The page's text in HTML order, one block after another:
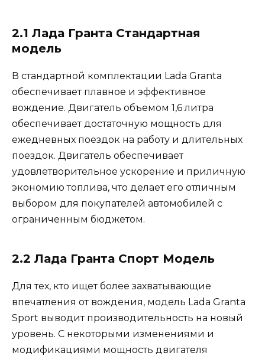
2.1 Лада Гранта Стандартная
модель
В стандартной комплектации Lada Granta
обеспечивает плавное и эффективное
вождение. Двигатель объемом 1,6 литра
обеспечивает достаточную мощность для
ежедневных поездок на работу и длительных
поездок. Двигатель обеспечивает
удовлетворительное ускорение и приличную
экономию топлива, что делает его отличным
выбором для покупателей автомобилей с
ограниченным бюджетом.
2.2 Лада Гранта Спорт Модель
Для тех, кто ищет более захватывающие
впечатления от вождения, модель Lada Granta
Sport выводит производительность на новый
уровень. С некоторыми изменениями и
модификациями мощность двигателя